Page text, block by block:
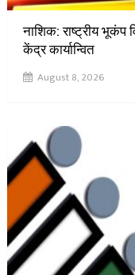
नाशिक: राष्ट्रीय भूकंप
केंद्र कार्यान्वित
August 8, 2026